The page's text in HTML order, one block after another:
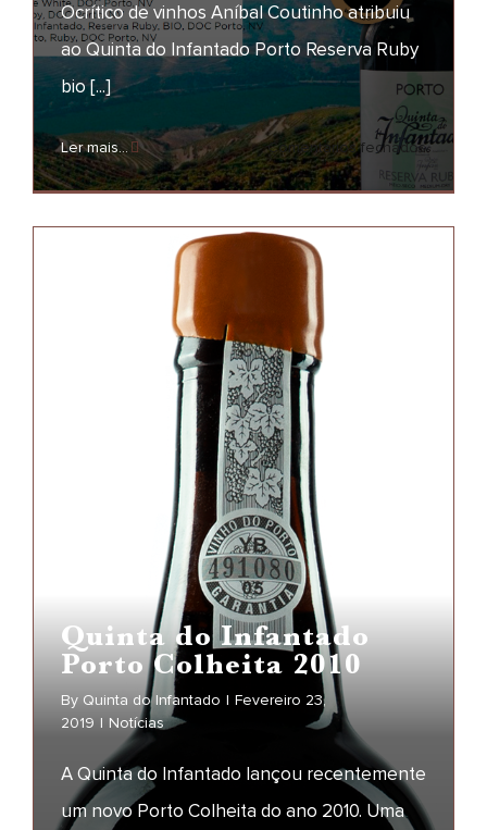
Quinta do Infantado
Reserva Ruby bio –
Vinho Fortificado do
NOTÍCIAS PRÉMIOS
Ocrítico de vinhos Aníbal Coutinho atribuiu
ao Quinta do Infantado Porto Reserva Ruby
bio [...]
Ler mais... Comentários fechadosem
Quinta
Quinta do Infantado
Porto Colheita 2010
By Quinta do Infantado | Fevereiro 23,
2019 | Notícias
A Quinta do Infantado lançou recentemente
um novo Porto Colheita do ano 2010. Uma